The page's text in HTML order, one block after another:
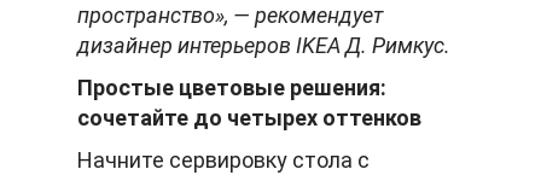
пространство», — рекомендует
дизайнер интерьеров IKEA Д. Римкус.
Простые цветовые решения:
сочетайте до четырех оттенков
Начните сервировку стола с